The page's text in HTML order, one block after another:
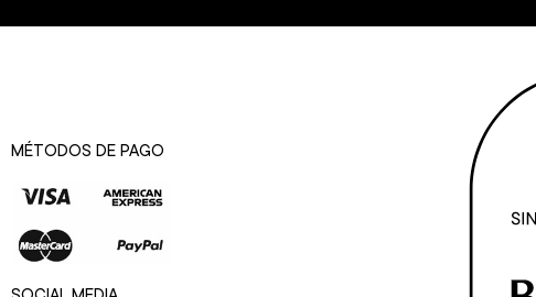
MÉTODOS DE PAGO